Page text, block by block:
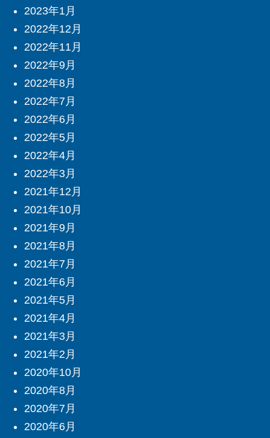
2023年1月
2022年12月
2022年11月
2022年9月
2022年8月
2022年7月
2022年6月
2022年5月
2022年4月
2022年3月
2021年12月
2021年10月
2021年9月
2021年8月
2021年7月
2021年6月
2021年5月
2021年4月
2021年3月
2021年2月
2020年10月
2020年8月
2020年7月
2020年6月